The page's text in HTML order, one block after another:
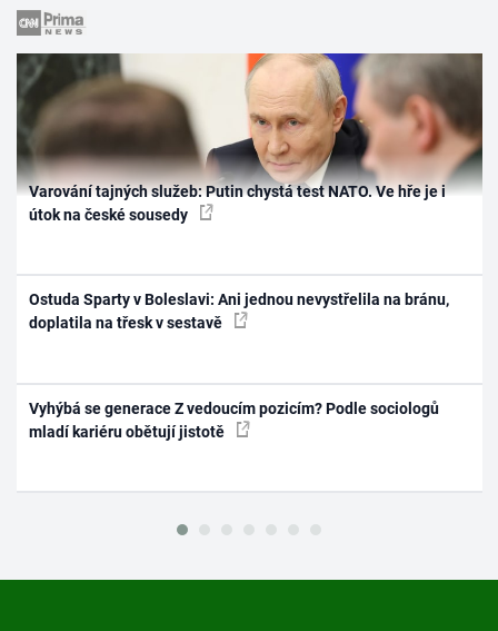
Varování tajných služeb: Putin chystá test NATO. Ve hře je i
útok na české sousedy
Ostuda Sparty v Boleslavi: Ani jednou nevystřelila na bránu,
doplatila na třesk v sestavě
Vyhýbá se generace Z vedoucím pozicím? Podle sociologů
mladí kariéru obětují jistotě